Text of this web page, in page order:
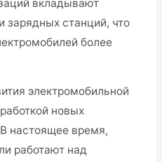
вкладывают
зарядных станций, что
более
электромобильной
новых
настоящее время,
работают над